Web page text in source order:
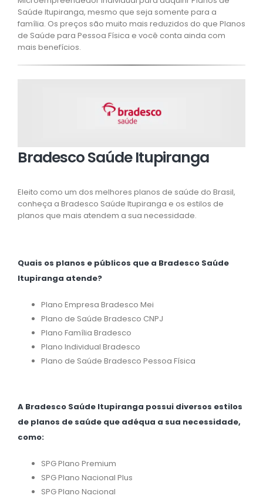
Saúde Itupiranga, mesmo que seja somente para a
família. Os preços são muito mais reduzidos do que Planos
de Saúde para Pessoa Física e você conta ainda com
mais benefícios.
Bradesco Saúde Itupiranga
Eleito como um dos melhores planos de saúde do Brasil,
conheça a Bradesco Saúde Itupiranga e os estilos de
planos que mais atendem a sua necessidade.
Quais os planos e públicos que a Bradesco Saúde
Itupiranga atende?
Plano Empresa Bradesco Mei
Plano de Saúde Bradesco CNPJ
Plano Família Bradesco
Plano Individual Bradesco
Plano de Saúde Bradesco Pessoa Física
A Bradesco Saúde Itupiranga possui diversos estilos
de planos de saúde que adéqua a sua necessidade,
como:
SPG Plano Premium
SPG Plano Nacional Plus
SPG Plano Nacional